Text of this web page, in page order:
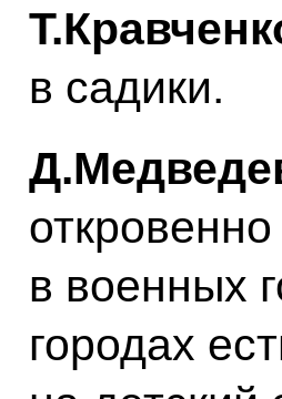
в садики.
в военных
городах